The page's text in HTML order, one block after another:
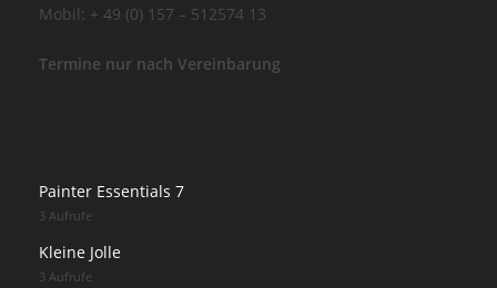
Mobil: + 49 (0) 157 – 512574 13
Termine nur nach Vereinbarung
Painter Essentials 7
3 Aufrufe
Kleine Jolle
3 Aufrufe